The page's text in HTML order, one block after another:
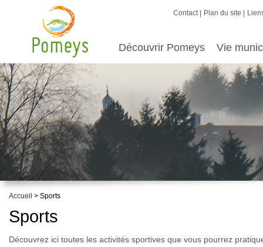
Contact Plan du site
Découvrir Pomeys Vie
Accueil > Sports
Sports
Découvrez ici toutes les activités sportives que vous pourrez